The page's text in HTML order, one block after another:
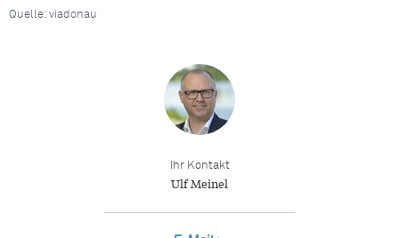
Quelle: viadonau
Ihr Kontakt
Ulf Meinel